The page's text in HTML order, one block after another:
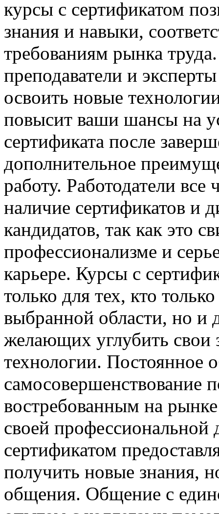
курсы с сертификатом
знания и навыки,
требованиям рынка
преподаватели и
освоить новые
повысит ваши шансы на
сертификата после
дополнительное
работу. Работодатели
наличие сертификатов и
кандидатов, так как это
профессионализме и
карьере. Курсы с
только для тех, кто
выбранной области, но и
желающих углубить свои
технологии. Постоянное
самосовершенствование
востребованным на
своей профессиональной
сертификатом
получить новые знания,
общения. Общение с